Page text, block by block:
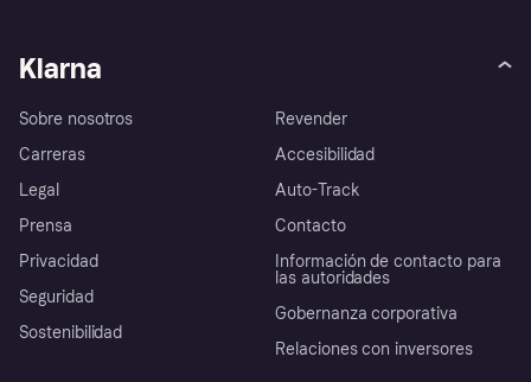
Klarna
Sobre nosotros
Carreras
Legal
Prensa
Privacidad
Seguridad
Sostenibilidad
Revender
Accesibilidad
Auto-Track
Contacto
Información de contacto para
las autoridades
Gobernanza corporativa
Relaciones con inversores